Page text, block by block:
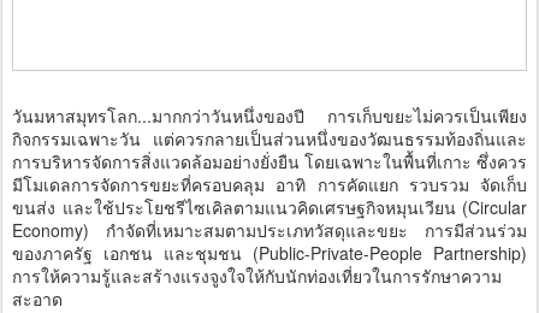
วันมหาสมุทรโลก...มากกว่าวันหนึ่งของปี การเก็บขยะไม่ควรเป็นเพียง
กิจกรรมเฉพาะวัน แต่ควรกลายเป็นส่วนหนึ่งของวัฒนธรรมท้องถิ่นและ
การบริหารจัดการสิ่งแวดล้อมอย่างยั่งยืน โดยเฉพาะในพื้นที่เกาะ ซึ่งควร
มีโมเดลการจัดการขยะที่ครอบคลุม อาทิ การคัดแยก รวบรวม จัดเก็บ
ขนส่ง และใช้ประโยชรีไซเคิลตามแนวคิดเศรษฐกิจหมุนเวียน (Circular
Economy) กำจัดที่เหมาะสมตามประเภทวัสดุและขยะ การมีส่วนร่วม
ของภาครัฐ เอกชน และชุมชน (Public-Private-People Partnership)
การให้ความรู้และสร้างแรงจูงใจให้กับนักท่องเที่ยวในการรักษาความ
สะอาด